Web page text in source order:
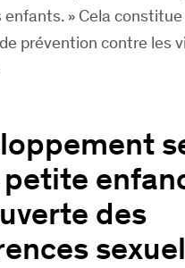
enfants. » Cela
prévention contre les
des